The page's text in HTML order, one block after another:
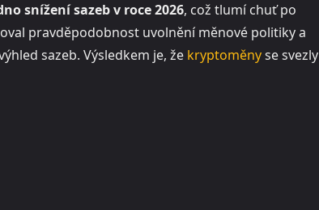
snížení sazeb v roce 2026, což tlumí chuť po
pravděpodobnost uvolnění měnové politiky a
sazeb. Výsledkem je, že kryptoměnyse svezly